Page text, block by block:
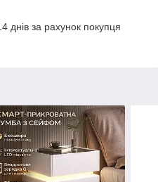
днів за рахунок покупця